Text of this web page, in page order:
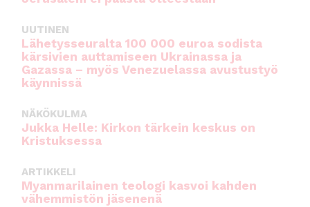
UUTINEN
Lähetysseuralta 100 000 euroa sodista
kärsivien auttamiseen Ukrainassa ja
Gazassa – myös Venezuelassa avustustyö
käynnissä
NÄKÖKULMA
Jukka Helle: Kirkon tärkein keskus on
Kristuksessa
ARTIKKELI
Myanmarilainen teologi kasvoi kahden
vähemmistön jäsenenä